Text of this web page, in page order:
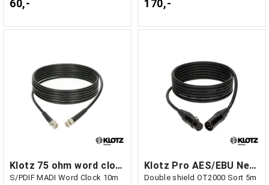
60,- 170,-
Klotz 75 ohm word clock
S/PDIF MADI Word Clock 10m
Klotz Pro AES/EBU Neutrik XLR
Double shield OT2000 Sort 5m